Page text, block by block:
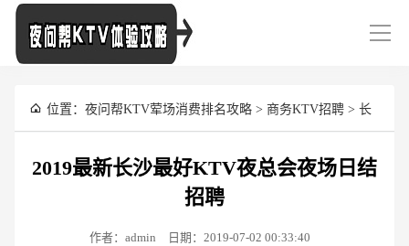
导
位置： 夜问帮KTV荤场消费排名攻略 > 商务KTV招聘 > 长
沙KTV招聘 > 2019最新长沙最好KTV夜总会夜场日结招聘
2019最新长沙最好KTV夜总会夜场日结
招聘
作者：admin 日期：2019-07-02 00:33:40